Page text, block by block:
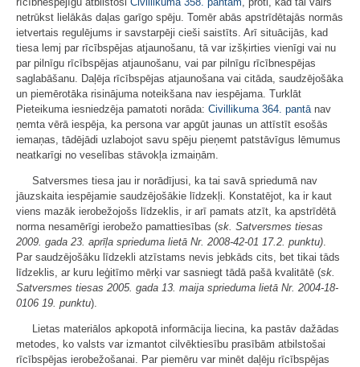
netrūkst lielākās daļas garīgo spēju. Tomēr abās apstrīdētajās normās
ietvertais regulējums ir savstarpēji cieši saistīts. Arī situācijās, kad
tiesa lemj par rīcībspējas atjaunošanu, tā var izšķirties vienīgi vai nu
par pilnīgu rīcībspējas atjaunošanu, vai par pilnīgu rīcībnespējas
saglabāšanu. Daļēja rīcībspējas atjaunošana vai citāda, saudzējošāka
un piemērotāka risinājuma noteikšana nav iespējama. Turklāt
Pieteikuma iesniedzēja pamatoti norāda: Civillikuma 364. pantā nav
ņemta vērā iespēja, ka persona var apgūt jaunas un attīstīt esošās
iemaņas, tādējādi uzlabojot savu spēju pieņemt patstāvīgus lēmumus
neatkarīgi no veselības stāvokļa izmaiņām.
Satversmes tiesa jau ir norādījusi, ka tai savā spriedumā nav
jāuzskaita iespējamie saudzējošākie līdzekļi. Konstatējot, ka ir kaut
viens mazāk ierobežojošs līdzeklis, ir arī pamats atzīt, ka apstrīdētā
norma nesamērīgi ierobežo pamattiesības (sk. Satversmes tiesas
2009. gada 23. aprīļa sprieduma lietā Nr. 2008-42-01 17.2. punktu)
Par saudzējošāku līdzekli atzīstams nevis jebkāds cits, bet tikai tāds
līdzeklis, ar kuru leģitīmo mērķi var sasniegt tādā pašā kvalitātē (sk.
Satversmes tiesas 2005. gada 13. maija sprieduma lietā Nr. 2004-18-
0106 19. punktu).
Lietas materiālos apkopotā informācija liecina, ka pastāv dažādas
metodes, ko valsts var izmantot cilvēktiesību prasībām atbilstošai
rīcībspējas ierobežošanai. Par piemēru var minēt daļēju rīcībspējas